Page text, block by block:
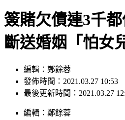
簽賭欠債連3千
斷送婚姻「怕女
編輯：鄭餘蓉
發佈時間：2021.03.27 10:53
最後更新時間：2021.03.27
編輯 ： 鄭餘蓉